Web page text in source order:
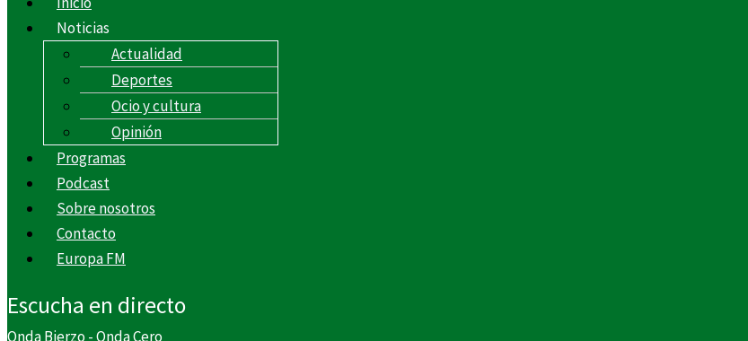
Noticias
Actualidad
Deportes
Ocio y cultura
Opinión
Programas
Podcast
Sobre nosotros
Contacto
Europa FM
Escucha en directo
Onda Bierzo - Onda Cero